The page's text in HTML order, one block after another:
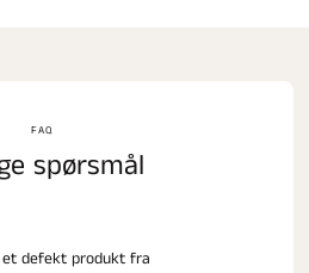
FAQ
spørsmål
defekt produkt fra